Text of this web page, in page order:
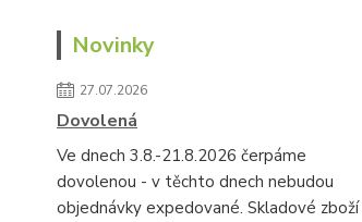
Novinky
27.07.2026
Dovolená
Ve dnech 3.8.-21.8.2026 čerpáme
dovolenou - v těchto dnech nebudou
objednávky expedované. Skladové zboží